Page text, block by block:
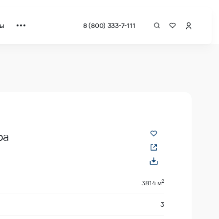
8 (800) 333-7-111
38.14 м2
3